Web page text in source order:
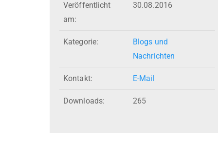
Veröffentlicht
am:
30.08.2016
Kategorie:
Blogs und
Nachrichten
Kontakt: E-Mail
Downloads: 265